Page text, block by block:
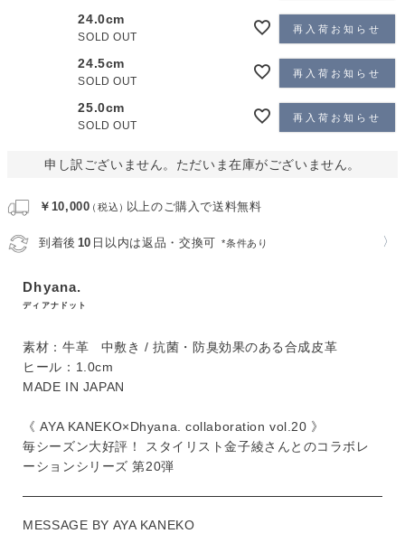
24.0cm
SOLD OUT
再入荷お知らせ
24.5cm
SOLD OUT
再入荷お知らせ
25.0cm
SOLD OUT
再入荷お知らせ
申し訳ございません。ただいま在庫がございません。
￥10,000（税込）以上のご購入で送料無料
到着後 10 日以内は返品・交換可 *条件あり 〉
Dhyana.
ディアナドット
素材：牛革 中敷き / 抗菌・防臭効果のある合成皮革
ヒール：1.0cm
MADE IN JAPAN
《 AYA KANEKO×Dhyana. collaboration vol.20 》
毎シーズン大好評！ スタイリスト金子綾さんとのコラボレ
ーションシリーズ 第20弾
MESSAGE BY AYA KANEKO